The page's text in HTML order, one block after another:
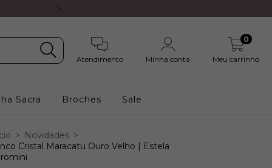
Atendimento Minha conta Meu carrinho
0
Sacra Broches Sale
> Novidades >
Cristal Maracatu Ouro Velho | Estela